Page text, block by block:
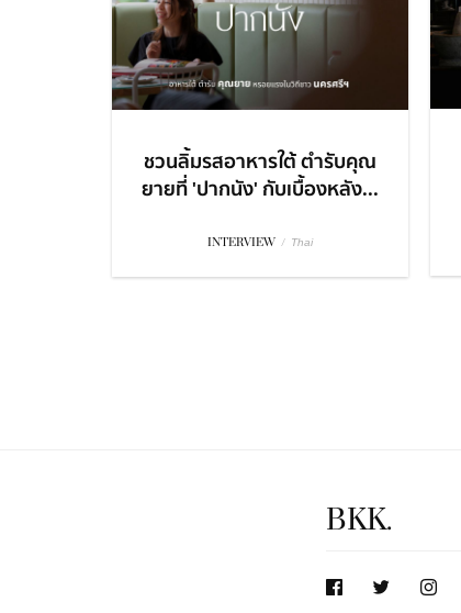
ชวนลิ้มรสอาหารใต้ ตำรับคุณ
ยายที่ 'ปากนัง' กับเบื้องหลัง...
INTERVIEW / Thai
BKK.